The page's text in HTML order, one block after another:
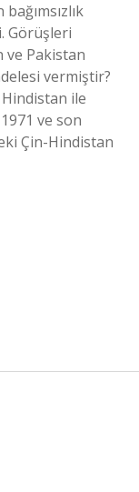
Görüşleri
ve Pakistan
vermiştir?
ile
ve son
Çin-Hindistan